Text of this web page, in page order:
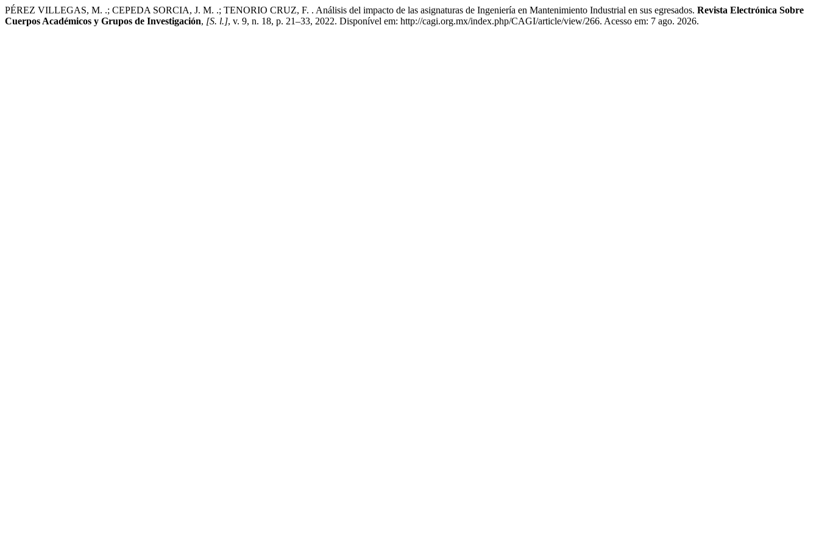
PÉREZ VILLEGAS, M. .; CEPEDA SORCIA, J. M. .; TENORIO CRUZ, F. . Análisis del impacto de las asignaturas de Ingeniería en Mantenimiento Industrial en sus egresados. Revista Electrónica Sobre
Cuerpos Académicos y Grupos de Investigación, [S. l.], v. 9, n. 18, p. 21–33, 2022. Disponível em: http://cagi.org.mx/index.php/CAGI/article/view/266. Acesso em: 7 ago. 2026.